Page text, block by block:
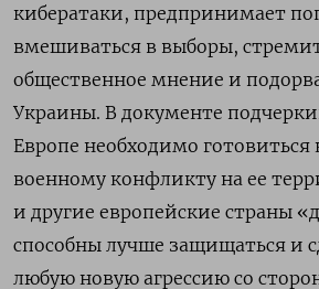
кибератаки, предпринимает
вмешиваться в выборы,
общественное мнение и
Украины. В документе
Европе необходимо
военному конфликту на ее
и другие европейские страны
способны лучше защищаться и
любую новую агрессию со